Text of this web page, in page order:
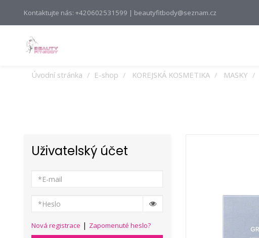
Kontaktujte nás: +420602531599 | beautyfitbody@seznam.cz
Úvodní stránka E-shop KOREJSKÁ KOSMETIKA MASKY
Uživatelský účet
Nová registrace | Zapomenuté heslo?